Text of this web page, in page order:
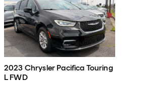
2023 Chrysler Pacifica Touring
L FWD